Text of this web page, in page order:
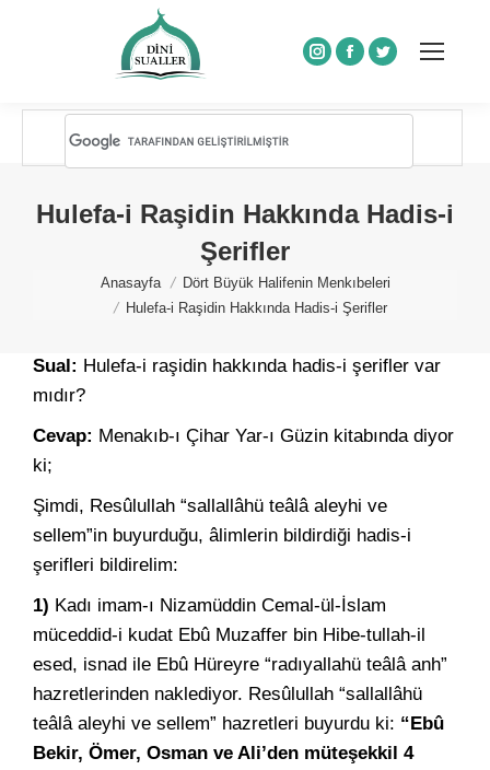
Instagram
Facebook
Twitter
Hulefa-i Raşidin Hakkında Hadis-i
Şerifler
You are here:
Anasayfa
Dört Büyük Halifenin Menkıbeleri
Hulefa-i Raşidin Hakkında Hadis-i Şerifler
Sual: Hulefa-i raşidin hakkında hadis-i şerifler var
mıdır?
Cevap: Menakıb-ı Çihar Yar-ı Güzin kitabında diyor
ki;
Şimdi, Resûlullah “sallallâhü teâlâ aleyhi ve
sellem”in buyurduğu, âlimlerin bildirdiği hadis-i
şerifleri bildirelim:
1) Kadı imam-ı Nizamüddin Cemal-ül-İslam
müceddid-i kudat Ebû Muzaffer bin Hibe-tullah-il
esed, isnad ile Ebû Hüreyre “radıyallahü teâlâ anh”
hazretlerinden naklediyor. Resûlullah “sallallâhü
teâlâ aleyhi ve sellem” hazretleri buyurdu ki: “Ebû
Bekir, Ömer, Osman ve Ali’den müteşekkil 4